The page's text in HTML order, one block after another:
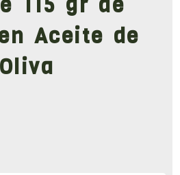
115 gr de
Aceite de
Oliva